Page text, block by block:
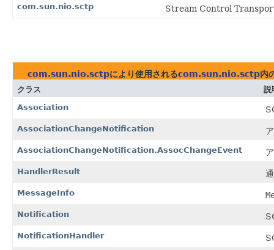
com.sun.nio.sctp
Stream Control
com.sun.nio.sctpにより使用されるcom.sun.nio.sctp内
クラス
説
Association
AssociationChangeNotification
AssociationChangeNotification.AssocChangeEvent
HandlerResult
MessageInfo
Notification
NotificationHandler